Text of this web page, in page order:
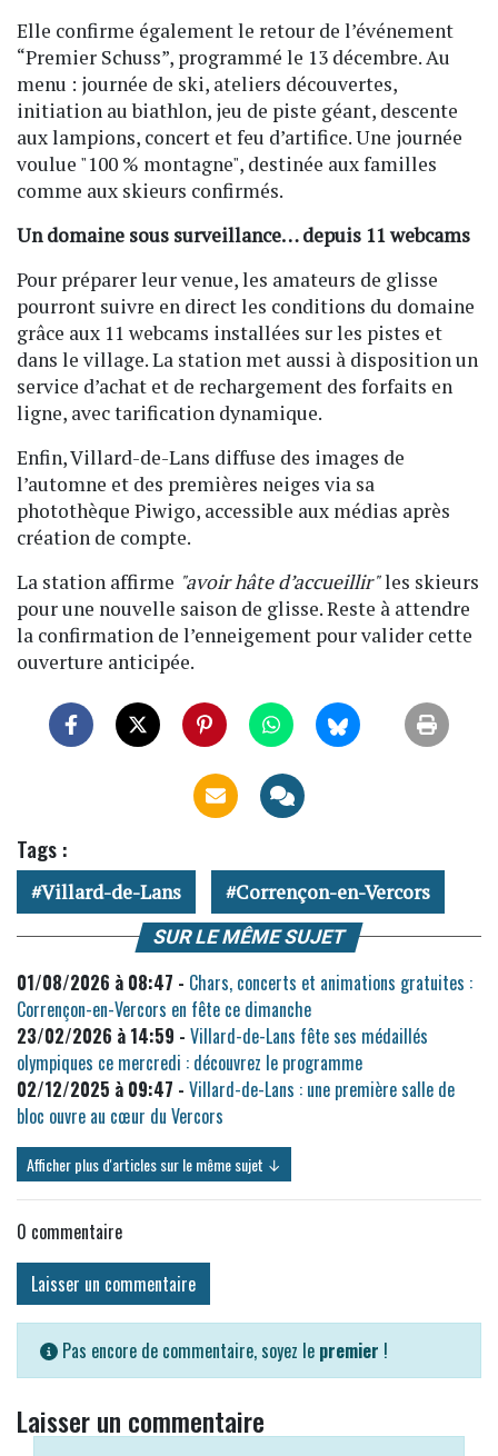
Elle confirme également le retour de l’événement
“Premier Schuss”, programmé le 13 décembre. Au
menu : journée de ski, ateliers découvertes,
initiation au biathlon, jeu de piste géant, descente
aux lampions, concert et feu d’artifice. Une journée
voulue "100 % montagne", destinée aux familles
comme aux skieurs confirmés.
Un domaine sous surveillance… depuis 11 webcams
Pour préparer leur venue, les amateurs de glisse
pourront suivre en direct les conditions du domaine
grâce aux 11 webcams installées sur les pistes et
dans le village. La station met aussi à disposition un
service d’achat et de rechargement des forfaits en
ligne, avec tarification dynamique.
Enfin, Villard-de-Lans diffuse des images de
l’automne et des premières neiges via sa
photothèque Piwigo, accessible aux médias après
création de compte.
La station affirme "avoir hâte d’accueillir"les skieurs
pour une nouvelle saison de glisse. Reste à attendre
la confirmation de l’enneigement pour valider cette
ouverture anticipée.
Tags :
Villard-de-Lans Corrençon-en-Vercors
SUR LE MÊME SUJET
01/08/2026 à 08:47 - Chars, concerts et animations gratuites :
Corrençon-en-Vercors en fête ce dimanche
23/02/2026 à 14:59 - Villard-de-Lans fête ses médaillés
olympiques ce mercredi : découvrez le programme
02/12/2025 à 09:47 - Villard-de-Lans : une première salle de
bloc ouvre au cœur du Vercors
Afficher plus d'articles sur le même sujet ↓
0 commentaire
Laisser un commentaire
Pas encore de commentaire, soyez le premier !
Laisser un commentaire